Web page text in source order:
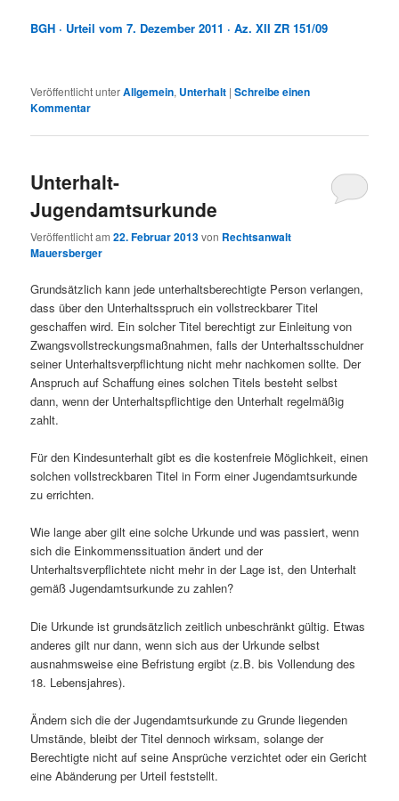
BGH · Urteil vom 7. Dezember 2011 · Az. XII ZR 151/09
Veröffentlicht unterAllgemein, Unterhalt |Schreibe einen
Kommentar
Unterhalt-
Jugendamtsurkunde
Veröffentlicht am22. Februar 2013von Rechtsanwalt
Mauersberger
Grundsätzlich kann jede unterhaltsberechtigte Person verlangen,
dass über den Unterhaltsspruch ein vollstreckbarer Titel
geschaffen wird. Ein solcher Titel berechtigt zur Einleitung von
Zwangsvollstreckungsmaßnahmen, falls der Unterhaltsschuldner
seiner Unterhaltsverpflichtung nicht mehr nachkomen sollte. Der
Anspruch auf Schaffung eines solchen Titels besteht selbst
dann, wenn der Unterhaltspflichtige den Unterhalt regelmäßig
zahlt.
Für den Kindesunterhalt gibt es die kostenfreie Möglichkeit, einen
solchen vollstreckbaren Titel in Form einer Jugendamtsurkunde
zu errichten.
Wie lange aber gilt eine solche Urkunde und was passiert, wenn
sich die Einkommenssituation ändert und der
Unterhaltsverpflichtete nicht mehr in der Lage ist, den Unterhalt
gemäß Jugendamtsurkunde zu zahlen?
Die Urkunde ist grundsätzlich zeitlich unbeschränkt gültig. Etwas
anderes gilt nur dann, wenn sich aus der Urkunde selbst
ausnahmsweise eine Befristung ergibt (z.B. bis Vollendung des
18. Lebensjahres).
Ändern sich die der Jugendamtsurkunde zu Grunde liegenden
Umstände, bleibt der Titel dennoch wirksam, solange der
Berechtigte nicht auf seine Ansprüche verzichtet oder ein Gericht
eine Abänderung per Urteil feststellt.